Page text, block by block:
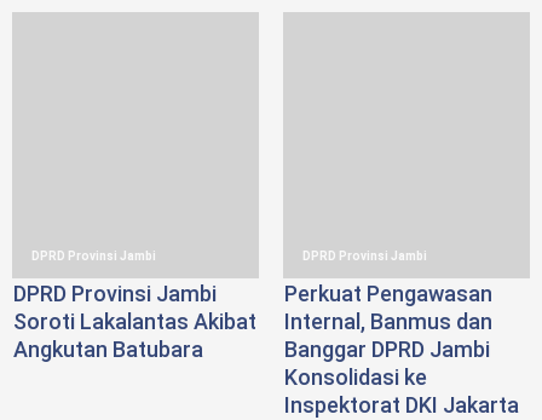
DPRD Provinsi Jambi
DPRD Provinsi Jambi
Soroti Lakalantas Akibat
Angkutan Batubara
DPRD Provinsi Jambi
Perkuat Pengawasan
Internal, Banmus dan
Banggar DPRD Jambi
Konsolidasi ke
Inspektorat DKI Jakarta